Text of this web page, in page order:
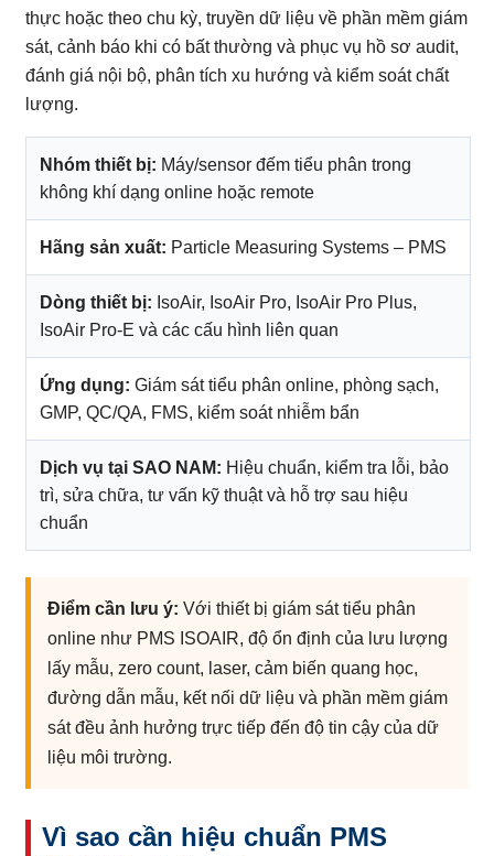
thực hoặc theo chu kỳ, truyền dữ liệu về phần mềm giám
sát, cảnh báo khi có bất thường và phục vụ hồ sơ audit,
đánh giá nội bộ, phân tích xu hướng và kiểm soát chất
lượng.
Nhóm thiết bị: Máy/sensor đếm tiểu phân trong
không khí dạng online hoặc remote
Hãng sản xuất: Particle Measuring Systems – PMS
Dòng thiết bị: IsoAir, IsoAir Pro, IsoAir Pro Plus,
IsoAir Pro-E và các cấu hình liên quan
Ứng dụng: Giám sát tiểu phân online, phòng sạch,
GMP, QC/QA, FMS, kiểm soát nhiễm bẩn
Dịch vụ tại SAO NAM: Hiệu chuẩn, kiểm tra lỗi, bảo
trì, sửa chữa, tư vấn kỹ thuật và hỗ trợ sau hiệu
chuẩn
Điểm cần lưu ý: Với thiết bị giám sát tiểu phân
online như PMS ISOAIR, độ ổn định của lưu lượng
lấy mẫu, zero count, laser, cảm biến quang học,
đường dẫn mẫu, kết nối dữ liệu và phần mềm giám
sát đều ảnh hưởng trực tiếp đến độ tin cậy của dữ
liệu môi trường.
Vì sao cần hiệu chuẩn PMS